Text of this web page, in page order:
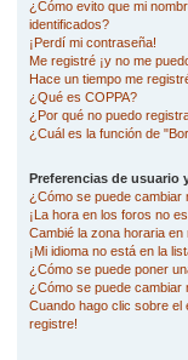
¿Cómo evito que mi
identificados?
¡Perdí mi contraseña!
Me registré ¡y no me
Hace un tiempo me
¿Qué es COPPA?
¿Por qué no puedo
¿Cuál es la función de
Preferencias de usuario
¿Cómo se puede cambiar
¡La hora en los foros no
Cambié la zona horaria en
¡Mi idioma no está en la
¿Cómo se puede poner
¿Cómo se puede cambiar
Cuando hago clic sobre el
registre!